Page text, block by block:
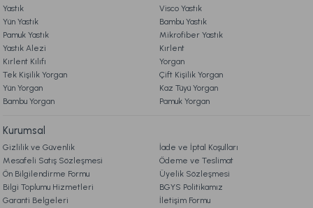
749,00 TL
Ücretsiz Kargo
Yastık
Visco Yastık
Yün Yastık
Bambu Yastık
Pamuk Yastık
Mikrofiber Yastık
Yastık Alezi
Kırlent
Kırlent Kılıfı
Yorgan
Tek Kişilik Yorgan
Çift Kişilik Yorgan
Yün Yorgan
Kaz Tüyü Yorgan
Bambu Yorgan
Pamuk Yorgan
Kurumsal
Gizlilik ve Güvenlik
İade ve İptal Koşulları
Mesafeli Satış Sözleşmesi
Ödeme ve Teslimat
Ön Bilgilendirme Formu
Üyelik Sözleşmesi
Bilgi Toplumu Hizmetleri
BGYS Politikamız
Garanti Belgeleri
İletişim Formu